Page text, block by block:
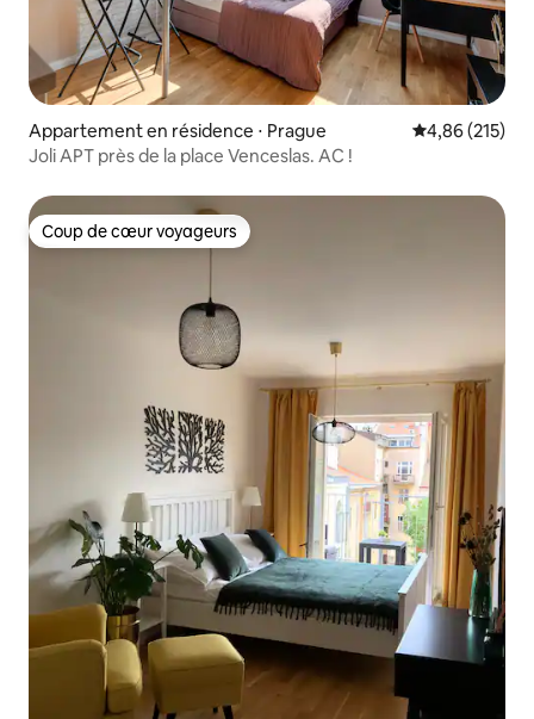
Appartement en résidence ⋅ Prague Évaluation
4,86 (215)
Joli APT près de la place Venceslas. AC !
Coup de cœur voyageurs
Coup de cœur voyageurs